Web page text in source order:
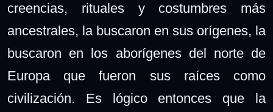
creencias, rituales y costumbres más
ancestrales, la buscaron en sus orígenes, la
buscaron en los aborígenes del norte de
Europa que fueron sus raíces como
civilización. Es lógico entonces que la